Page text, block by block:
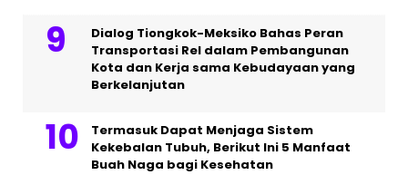
Dialog Tiongkok-Meksiko Bahas Peran
Transportasi Rel dalam Pembangunan
Kota dan Kerja sama Kebudayaan yang
Berkelanjutan
Termasuk Dapat Menjaga Sistem
Kekebalan Tubuh, Berikut Ini 5 Manfaat
Buah Naga bagi Kesehatan